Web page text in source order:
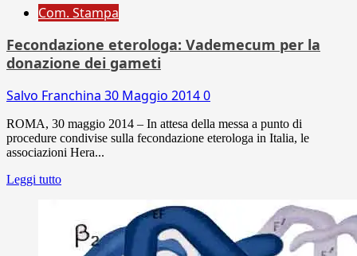
Com. Stampa
Fecondazione eterologa: Vademecum per la
donazione dei gameti
Salvo Franchina 30 Maggio 20140
ROMA, 30 maggio 2014 – In attesa della messa a punto di
procedure condivise sulla fecondazione eterologa in Italia, le
associazioni Hera...
Leggi tutto